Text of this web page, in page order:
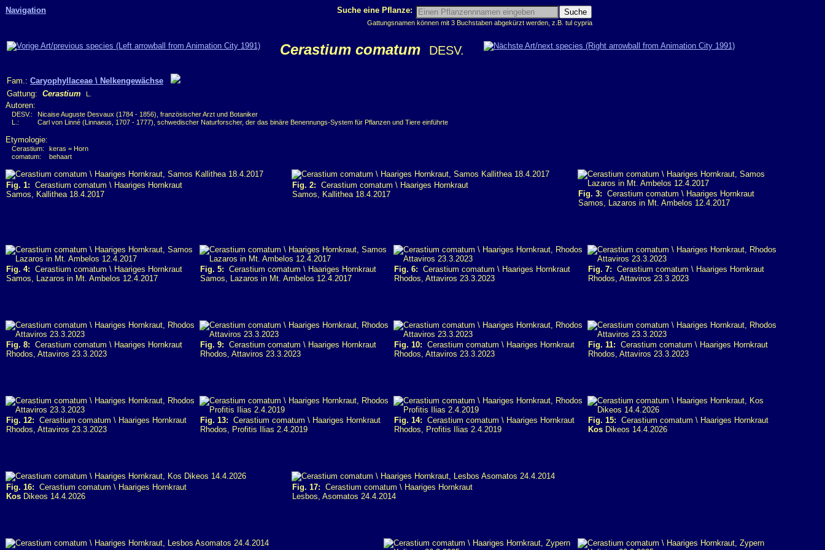
Navigation Suche eine Pflanze:
Gattungsnamen können mit 3 Buchstaben abgekürzt werden, z.B. tul cypria
Cerastium comatum DESV.
Fam.: Caryophyllaceae \ Nelkengewächse
Gattung: Cerastium L.
Autoren:
DESV.:
Nicaise Auguste Desvaux (1784 - 1856), französischer Arzt und Botaniker
L.:
Carl von Linné (Linnaeus, 1707 - 1777), schwedischer Naturforscher, der das binäre Benennungs-System für Pflanzen und Tiere einführte
Etymologie:
Cerastium:
keras = Horn
comatum:
behaart
Fig. 1: Cerastium comatum \ Haariges Hornkraut
Samos, Kallithea 18.4.2017
Fig. 2: Cerastium comatum \ Haariges Hornkraut
Samos, Kallithea 18.4.2017
Fig. 3: Cerastium comatum \ Haariges Hornkraut
Samos, Lazaros in Mt. Ambelos 12.4.2017
Fig. 4: Cerastium comatum \ Haariges Hornkraut
Samos, Lazaros in Mt. Ambelos 12.4.2017
Fig. 5: Cerastium comatum \ Haariges Hornkraut
Samos, Lazaros in Mt. Ambelos 12.4.2017
Fig. 6: Cerastium comatum \ Haariges Hornkraut
Rhodos, Attaviros 23.3.2023
Fig. 7: Cerastium comatum \ Haariges Hornkraut
Rhodos, Attaviros 23.3.2023
Fig. 8: Cerastium comatum \ Haariges Hornkraut
Rhodos, Attaviros 23.3.2023
Fig. 9: Cerastium comatum \ Haariges Hornkraut
Rhodos, Attaviros 23.3.2023
Fig. 10: Cerastium comatum \ Haariges Hornkraut
Rhodos, Attaviros 23.3.2023
Fig. 11: Cerastium comatum \ Haariges Hornkraut
Rhodos, Attaviros 23.3.2023
Fig. 12: Cerastium comatum \ Haariges Hornkraut
Rhodos, Attaviros 23.3.2023
Fig. 13: Cerastium comatum \ Haariges Hornkraut
Rhodos, Profitis Ilias 2.4.2019
Fig. 14: Cerastium comatum \ Haariges Hornkraut
Rhodos, Profitis Ilias 2.4.2019
Fig. 15: Cerastium comatum \ Haariges Hornkraut
Kos Dikeos 14.4.2026
Fig. 16: Cerastium comatum \ Haariges Hornkraut
Kos Dikeos 14.4.2026
Fig. 17: Cerastium comatum \ Haariges Hornkraut
Lesbos, Asomatos 24.4.2014